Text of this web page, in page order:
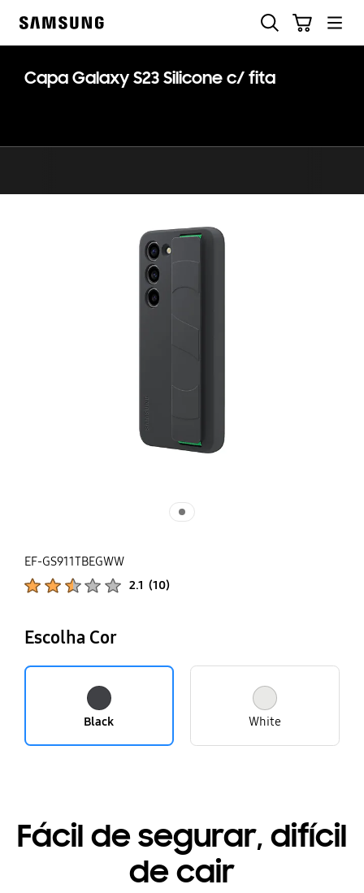
Capa Galaxy S23 Silicone c/ fita
EF-GS911TBEGWW
2.1 (10)
Escolha Cor
Black White
Fácil de segurar, difícil
de cair